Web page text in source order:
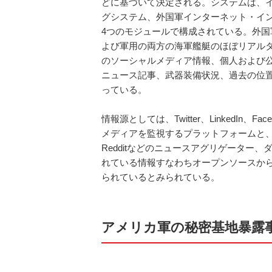
どに基づいて決定される。システムは、
グシステム、外国軍インターネット・イ
4つのモジュールで構成されている。外
よび軍用の両方の海軍艦艇のほぼリアル
のソーシャルメディア情報、個人および
ニュース記事、武器装備状況、過去の位
っている。
情報源としては、Twitter、LinkedIn、
メディアを監視するプラットフォーム
Redditなどのニュースアグリゲーター、
れている情報すなわちオープンソースか
られているとみられている。
アメリカ軍の秘密基地暴露